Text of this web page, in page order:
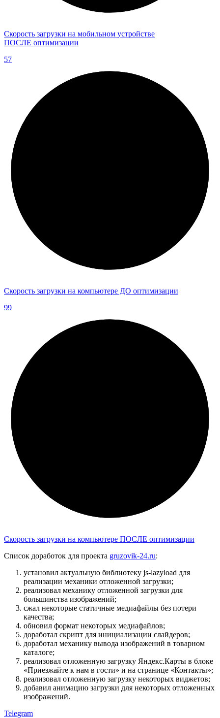
Скорость загрузки на мобильном устройстве
ПОСЛЕ оптимизации
57
Скорость загрузки на компьютере ДО оптимизации
99
Скорость загрузки на компьютере ПОСЛЕ оптимизации
Список доработок для проекта gruzovik-24.ru:
установил актуальную библиотеку js-lazyload для
реализации механики отложенной загрузки;
реализовал механику отложенной загрузки для
большинства изображений;
сжал некоторые статичные медиафайлы без потери
качества;
обновил формат некоторых медиафайлов;
доработал скрипт для инициализации слайдеров;
доработал механику вывода изображений в товарном
каталоге;
реализовал отложенную загрузку Яндекс.Карты в блоке
«Приезжайте к нам в гости» и на странице «Контакты»;
реализовал отложенную загрузку некоторых виджетов;
добавил анимацию загрузки для некоторых отложенных
изображений.
Telegram